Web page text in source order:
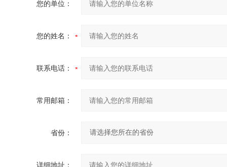
您的单位：
您的姓名：
联系电话：
常用邮箱：
省份：
详细地址：